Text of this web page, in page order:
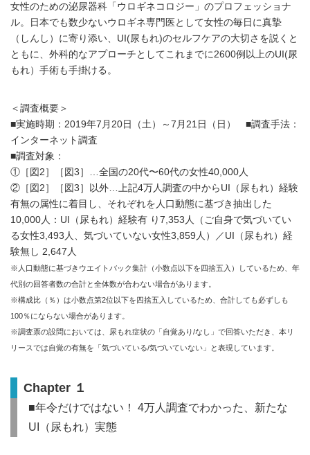
女性のための泌尿器科「ウロギネコロジー」のプロフェッショナ
ル。日本でも数少ないウロギネ専門医として女性の毎日に真摯
（しんし）に寄り添い、UI(尿もれ)のセルフケアの大切さを説くと
ともに、外科的なアプローチとしてこれまでに2600例以上のUI(尿
もれ）手術も手掛ける。
＜調査概要＞
■実施時期：2019年7月20日（土）～7月21日（日） ■調査手法：
インターネット調査
■調査対象：
①［図2］［図3］…全国の20代〜60代の女性40,000人
②［図2］［図3］以外…上記4万人調査の中からUI（尿もれ）経験
有無の属性に着目し、それぞれを人口動態に基づき抽出した
10,000人：UI（尿もれ）経験有 り7,353人（ご自身で気づいてい
る女性3,493人、気づいていない女性3,859人）／UI（尿もれ）経
験無し 2,647人
※人口動態に基づきウエイトバック集計（小数点以下を四捨五入）しているため、年
代別の回答者数の合計と全体数が合わない場合があります。
※構成比（％）は小数点第2位以下を四捨五入しているため、合計しても必ずしも
100％にならない場合があります。
※調査票の設問においては、尿もれ症状の「自覚あり/なし」で回答いただき、本リ
リースでは自覚の有無を「気づいている/気づいていない」と表現しています。
Chapter １
■年令だけではない！ 4万人調査でわかった、新たな
UI（尿もれ）実態